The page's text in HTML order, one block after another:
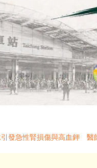
發急性腎損傷與高血鉀 醫